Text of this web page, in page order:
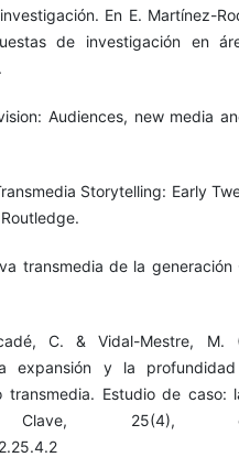
En E. Martínez-
de investigación en
Audiences, new media
Storytelling: Early
transmedia de la generación
C. & Vidal-Mestre, M.
expansión y la
Estudio de caso:
Clave, 25(4),